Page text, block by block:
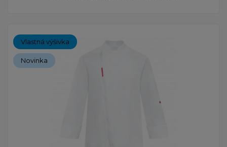
Vlastná výšivka
Novinka